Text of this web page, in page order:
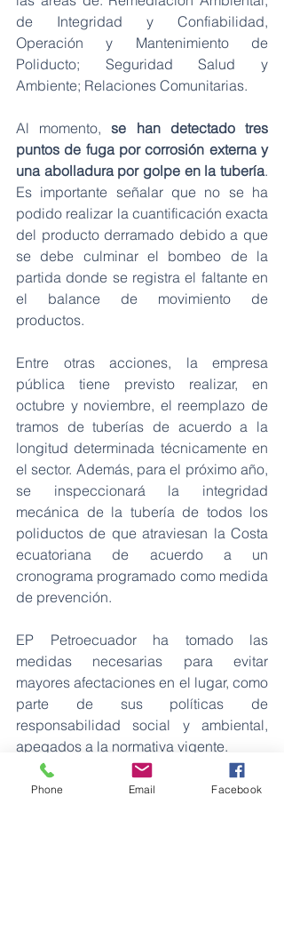
de Integridad y Confiabilidad,
Operación y Mantenimiento de
Poliducto; Seguridad Salud y
Ambiente; Relaciones Comunitarias.
Al momento, se han detectado tres
puntos de fuga por corrosión externa y
una abolladura por golpe en la tubería.
Es importante señalar que no se ha
podido realizar la cuantificación exacta
del producto derramado debido a que
se debe culminar el bombeo de la
partida donde se registra el faltante en
el balance de movimiento de
productos.
Entre otras acciones, la empresa
pública tiene previsto realizar, en
octubre y noviembre, el reemplazo de
tramos de tuberías de acuerdo a la
longitud determinada técnicamente en
el sector. Además, para el próximo año,
se inspeccionará la integridad
mecánica de la tubería de todos los
poliductos de que atraviesan la Costa
ecuatoriana de acuerdo a un
cronograma programado como medida
de prevención.
EP Petroecuador ha tomado las
medidas necesarias para evitar
mayores afectaciones en el lugar, como
parte de sus políticas de
responsabilidad social y ambiental,
apegados a la normativa vigente.
Fuente: EP Petroecuador
Phone Email Facebook